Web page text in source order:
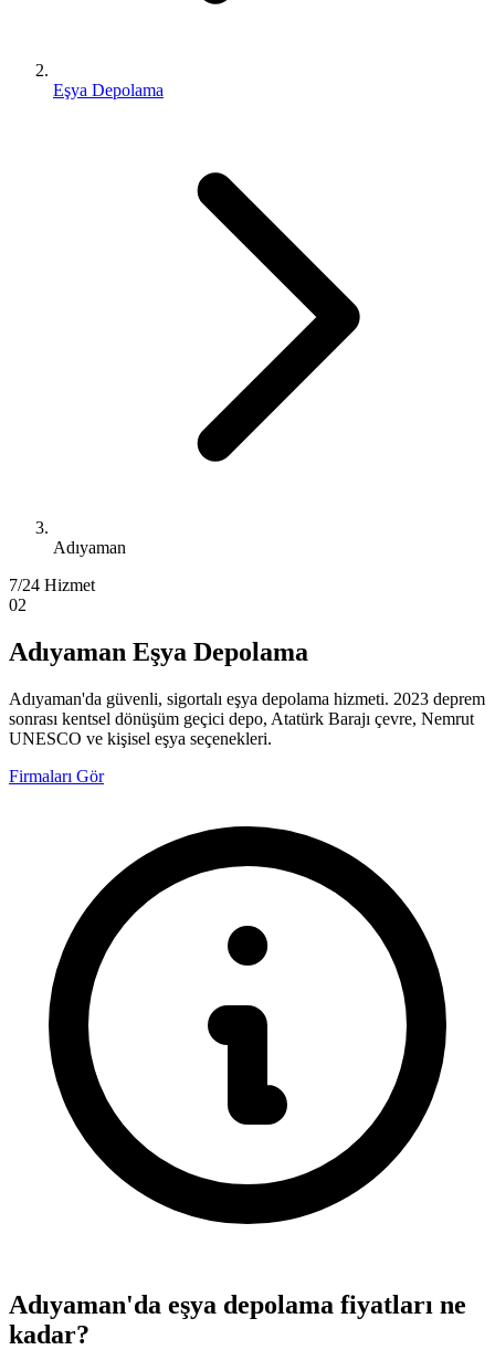
Eşya Depolama
Adıyaman
7/24 Hizmet
02
Adıyaman Eşya Depolama
Adıyaman'da güvenli, sigortalı eşya depolama hizmeti. 2023 deprem
sonrası kentsel dönüşüm geçici depo, Atatürk Barajı çevre, Nemrut
UNESCO ve kişisel eşya seçenekleri.
Firmaları Gör
Adıyaman'da eşya depolama fiyatları ne
kadar?